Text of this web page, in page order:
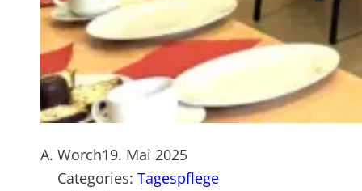
A. Worch19. Mai 2025
Categories: Tagespflege